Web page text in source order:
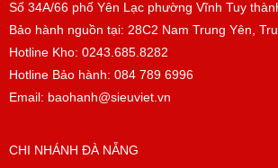
Số 34A/66 phố Yên Lạc phường Vĩnh Tuy
Bảo hành nguồn tại: 28C2 Nam Trung Yên,
Hotline Kho: 0243.685.8282
Hotline Bảo hành: 084 789 6996
Email: baohanh@sieuviet.vn
CHI NHÁNH ĐÀ NẴNG